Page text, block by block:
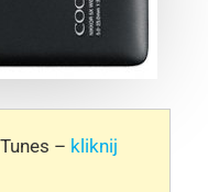
– kliknij